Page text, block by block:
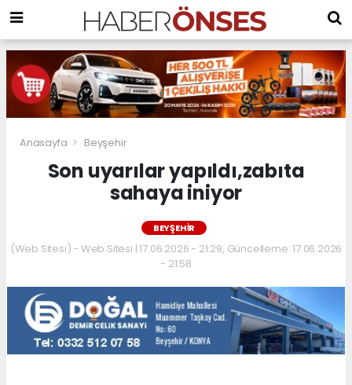
Anasayfa Beyşehir
Son uyarılar yapıldı,zabıta
sahaya iniyor
BEYŞEHIR
(Web Sitesi) - Web Sitesi | 17.06.2026 - 21:29, Güncelleme: 17.06.2026
- 21:58